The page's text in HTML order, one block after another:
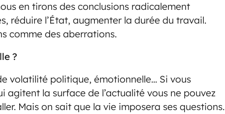
en tirons des conclusions radicalement
réduire l’État, augmenter la durée du travail.
comme des aberrations.
?
volatilité politique, émotionnelle… Si vous
agitent la surface de l’actualité vous ne pouvez
Mais on sait que la vie imposera ses questions.